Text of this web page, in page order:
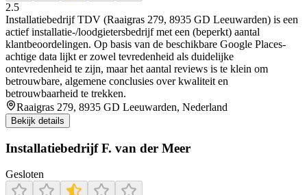
2.5
Installatiebedrijf TDV (Raaigras 279, 8935 GD Leeuwarden) is een
actief installatie-/loodgietersbedrijf met een (beperkt) aantal
klantbeoordelingen. Op basis van de beschikbare Google Places-
achtige data lijkt er zowel tevredenheid als duidelijke
ontevredenheid te zijn, maar het aantal reviews is te klein om
betrouwbare, algemene conclusies over kwaliteit en
betrouwbaarheid te trekken.
Raaigras 279, 8935 GD Leeuwarden, Nederland
Bekijk details
Installatiebedrijf F. van der Meer
Gesloten